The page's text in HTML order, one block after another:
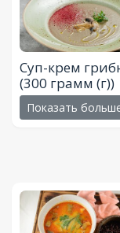
Суп-крем
(300 грамм (г))
Показать